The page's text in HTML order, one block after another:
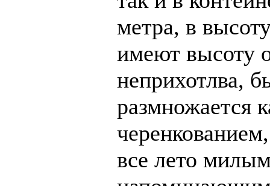
метра, в
имеют высоту
неприхотлва,
размножается
все лето